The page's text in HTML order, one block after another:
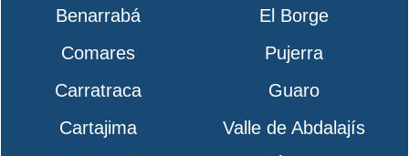
Benarrabá
El Borge
Comares
Pujerra
Carratraca
Guaro
Cartajima
Valle de Abdalajís